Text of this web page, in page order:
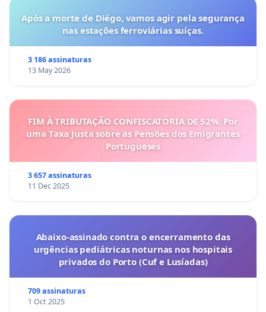
Após a morte de Diégo, vamos agir pela segurança
nas estações ferroviárias suíças.
3 186 assinaturas
13 May 2026
FIM À TRIBUTAÇÃO CONFISCATÓRIA DE 52%: Por
uma Taxa Justa sobre as Pensões dos Emigrantes
Portugueses
3 657 assinaturas
11 Dec 2025
Abaixo-assinado contra o encerramento das
urgências pediátricas noturnas nos hospitais
privados do Porto (Cuf e Lusíadas)
709 assinaturas
1 Oct 2025